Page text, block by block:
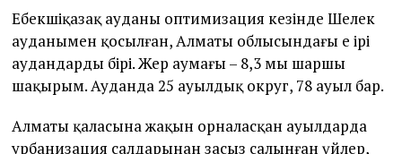
Еңбекшіқазақ ауданы оптимизация кезінде Шелек
ауданымен қосылған, Алматы облысындағы ең ірі
аудандардың бірі. Жер аумағы – 8,3 мың шаршы
шақырым. Ауданда 25 ауылдық округ, 78 ауыл бар.
Алматы қаласына жақын орналасқан ауылдарда
урбанизация салдарынан заңсыз салынған үйлер,